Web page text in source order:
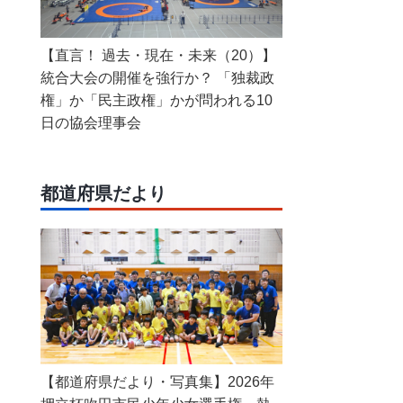
【直言！ 過去・現在・未来（20）】
統合大会の開催を強行か？ 「独裁政
権」か「民主政権」かが問われる10
日の協会理事会
都道府県だより
【都道府県だより・写真集】2026年